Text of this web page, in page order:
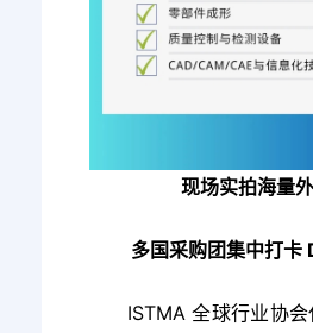
现场实拍海量外
多国采购团集中打
ISTMA 全球行业协